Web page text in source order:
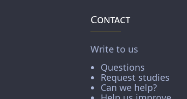
Contact
Write to us
Questions
Request studies
Can we help?